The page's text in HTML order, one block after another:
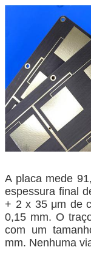
A placa mede
espessura final
+ 2 x 35 μm de
0,15 mm. O
com um
mm. Nenhuma